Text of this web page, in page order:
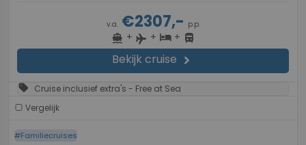
v.a.€2307,- p.p.
directions_boat + flight + hotel+ directions_bus
Bekijk cruise chevron_right
sell Cruise inclusief extra's - Free at Sea
Vergelijk
#Familiecruises